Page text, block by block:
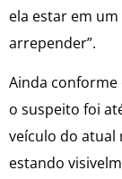
ela estar em
arrepender”.
Ainda
o suspeito foi
veículo do atual
estando